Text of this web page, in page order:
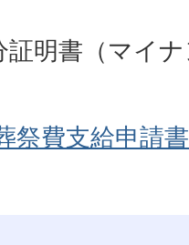
証明書（マイ
祭費支給申請